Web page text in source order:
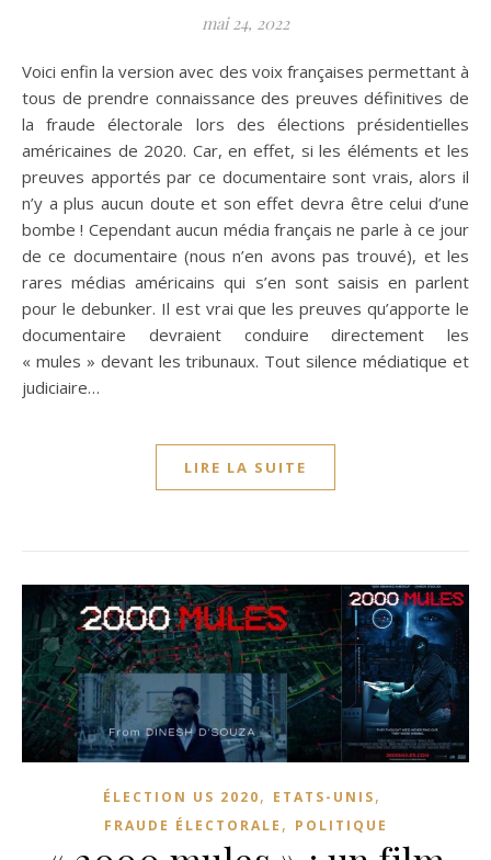
mai 24, 2022
Voici enfin la version avec des voix françaises permettant à
tous de prendre connaissance des preuves définitives de
la fraude électorale lors des élections présidentielles
américaines de 2020. Car, en effet, si les éléments et les
preuves apportés par ce documentaire sont vrais, alors il
n’y a plus aucun doute et son effet devra être celui d’une
bombe ! Cependant aucun média français ne parle à ce jour
de ce documentaire (nous n’en avons pas trouvé), et les
rares médias américains qui s’en sont saisis en parlent
pour le debunker. Il est vrai que les preuves qu’apporte le
documentaire devraient conduire directement les
« mules » devant les tribunaux. Tout silence médiatique et
judiciaire…
LIRE LA SUITE
ÉLECTION US 2020, ETATS-UNIS,
FRAUDE ÉLECTORALE , POLITIQUE